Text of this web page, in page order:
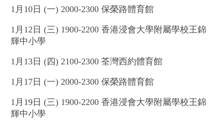
1月10日 (一) 2000-2300 保榮路體育館
1月12日 (三) 1900-2200 香港浸會大學附屬學校王錦
輝中小學
1月13日 (四) 2100-2300 荃灣西約體育館
1月17日 (一) 2000-2300 保榮路體育館
1月19日 (三) 1900-2200 香港浸會大學附屬學校王錦
輝中小學